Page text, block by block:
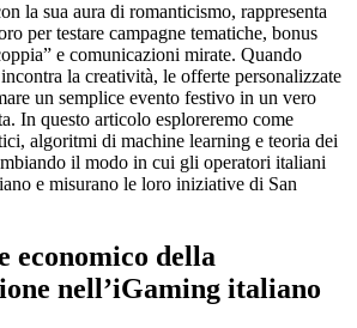
la sua aura di romanticismo, rappresenta
per testare campagne tematiche, bonus
e comunicazioni mirate. Quando
la creatività, le offerte personalizzate
un semplice evento festivo in un vero
In questo articolo esploreremo come
algoritmi di machine learning e teoria dei
il modo in cui gli operatori italiani
e misurano le loro iniziative di San
economico della
nell’iGaming italiano